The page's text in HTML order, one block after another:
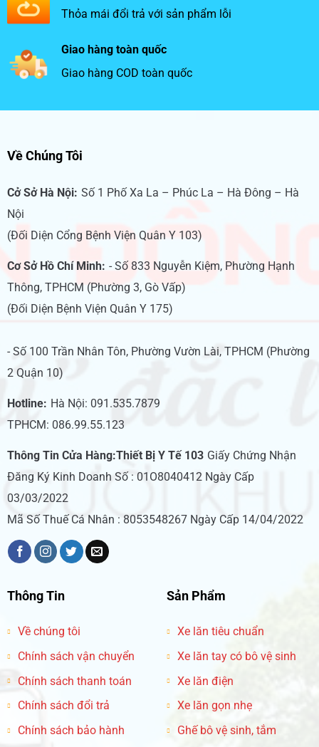
Thỏa mái đổi trả với sản phẩm lỗi
Giao hàng toàn quốc
Giao hàng COD toàn quốc
Về Chúng Tôi
Cở Sở Hà Nội: Số 1 Phố Xa La – Phúc La – Hà Đông – Hà
Nội
(Đối Diện Cổng Bệnh Viện Quân Y 103)
Cơ Sở Hồ Chí Minh: - Số 833 Nguyễn Kiệm, Phường Hạnh
Thông, TPHCM (Phường 3, Gò Vấp)
(Đối Diện Bệnh Viện Quân Y 175)
- Số 100 Trần Nhân Tôn, Phường Vườn Lài, TPHCM (Phường
2 Quận 10)
Hotline: Hà Nội: 091.535.7879
TPHCM: 086.99.55.123
Thông Tin Cửa Hàng:Thiết Bị Y Tế 103 Giấy Chứng Nhận
Đăng Ký Kinh Doanh Số : 01O8040412 Ngày Cấp
03/03/2022
Mã Số Thuế Cá Nhân : 8053548267 Ngày Cấp 14/04/2022
Thông Tin
Về chúng tôi
Chính sách vận chuyển
Chính sách thanh toán
Chính sách đổi trả
Chính sách bảo hành
Sản Phẩm
Xe lăn tiêu chuẩn
Xe lăn tay có bô vệ sinh
Xe lăn điện
Xe lăn gọn nhẹ
Ghế bô vệ sinh, tắm